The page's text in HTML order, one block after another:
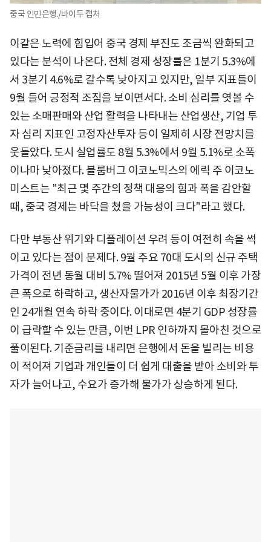
중국 인민은행./바이두 캡처
이같은 노력에 힘입어 중국 경제 부진도 조금씩 완화되고
있다는 분석이 나온다. 전체 경제 성장률은 1분기 5.3%에
서 3분기 4.6%로 갈수록 낮아지고 있지만, 일부 지표들이
9월 들어 긍정적 조짐을 보이면서다. 소비 심리를 엿볼 수
있는 소매판매와 산업 활력을 나타내는 산업생산, 기업 투
자 심리 지표인 고정자산투자 등이 일제히 시장 전망치를
웃돌았다. 도시 실업률도 8월 5.3%에서 9월 5.1%로 소폭
이나마 낮아졌다. 블룸버그 이코노믹스의 에릭 주 이코노
미스트는 "최근 몇 주간의 정책 대응의 힘과 폭을 감안할
때, 중국 경제는 바닥을 쳤을 가능성이 크다"라고 했다.
다만 부동산 위기와 디플레이션 우려 등이 여전히 속을 썩
이고 있다는 점이 문제다. 9월 주요 70대 도시의 신규 주택
가격이 전년 동월 대비 5.7% 떨어져 2015년 5월 이후 가장
큰 폭으로 하락하고, 생산자물가가 2016년 이후 최장기간
인 24개월 연속 하락 중이다. 이대로면 4분기 GDP 성장률
이 급락할 수 있는 만큼, 이번 LPR 인하까지 몰아친 것으로
풀이된다. 기준금리를 내리면 은행에서 돈을 빌리는 비용
이 적어져 기업과 개인들이 더 쉽게 대출을 받아 소비와 투
자가 늘어나고, 수요가 증가해 물가가 상승하게 된다.